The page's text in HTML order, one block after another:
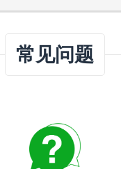
常见问题